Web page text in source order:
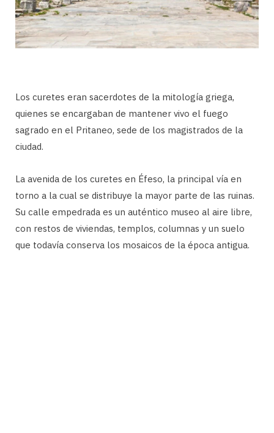
Los curetes eran sacerdotes de la mitología griega,
quienes se encargaban de mantener vivo el fuego
sagrado en el Pritaneo, sede de los magistrados de la
ciudad.
La avenida de los curetes en Éfeso, la principal vía en
torno a la cual se distribuye la mayor parte de las ruinas.
Su calle empedrada es un auténtico museo al aire libre,
con restos de viviendas, templos, columnas y un suelo
que todavía conserva los mosaicos de la época antigua.